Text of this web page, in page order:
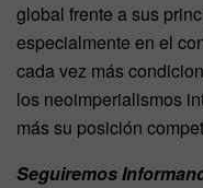
global frente a sus
especialmente en el
cada vez más
los neoimperialismos
más su posición
Seguiremos